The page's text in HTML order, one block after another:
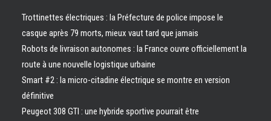
Trottinettes électriques : la Préfecture de police impose le
casque après 79 morts, mieux vaut tard que jamais
Robots de livraison autonomes : la France ouvre officiellement la
route à une nouvelle logistique urbaine
Smart #2 : la micro-citadine électrique se montre en version
définitive
Peugeot 308 GTI : une hybride sportive pourrait être